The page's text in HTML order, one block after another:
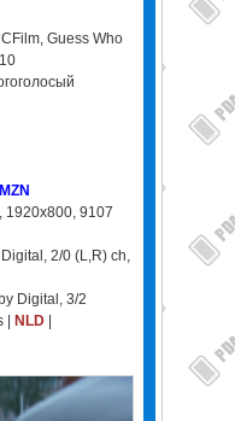
Guess Who
1920x800, 9107
2/0 (L,R) ch,
Digital, 3/2
| NLD|